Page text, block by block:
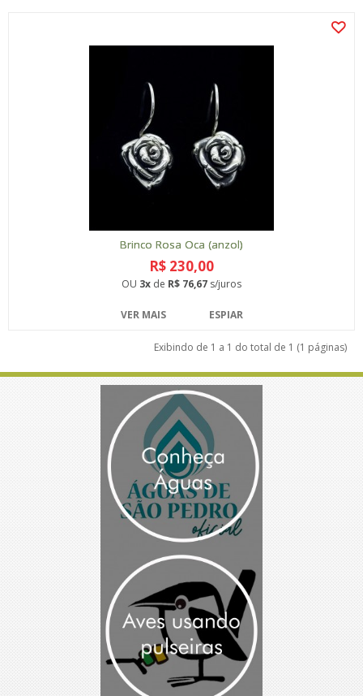
Brinco Rosa Oca (anzol)
R$ 230,00
OU 3x de R$ 76,67 s/juros
VER MAIS ESPIAR
Exibindo de 1 a 1 do total de 1 (1 páginas)